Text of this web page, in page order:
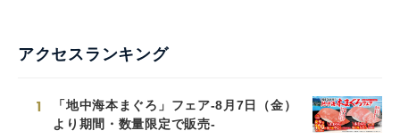
アクセスランキング
1
「地中海本まぐろ」フェア-8月7日（金）
より期間・数量限定で販売-